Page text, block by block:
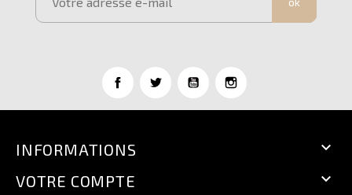
INFORMATIONS

VOTRE COMPTE
